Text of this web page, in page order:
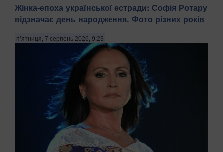
Жінка-епоха української естради: Софія Ротару
відзначає день народження. Фото різних років
п’ятниця, 7 серпень 2026, 9:23